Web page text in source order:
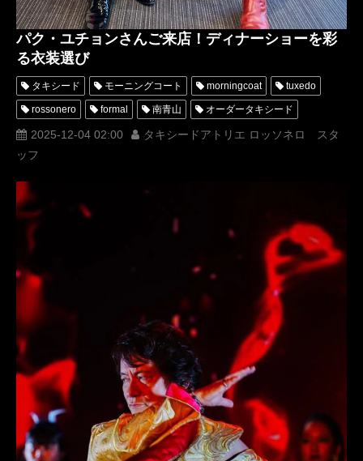
パク・ユチョンさんご来店！ディナーショーを彩
る衣装選び
タキシード モーニングコート morningcoat tuxedo
rossonero formal 南青山 オーダータキシード
レンタルタキシード 衣装 MUNETAKAYOKOYAMA
Tuxedo Atelier ROSSO NERO
タキシード東京
parkyuchyn
2025-12-04 02:00
タキシードアトリエ ロッソネロ スタ
ッフ